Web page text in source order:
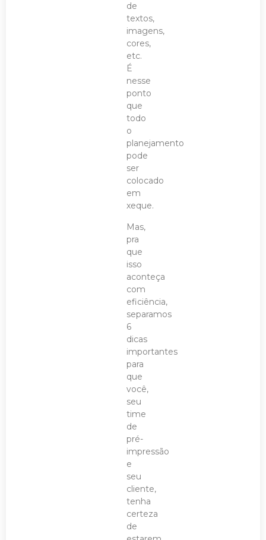
de
textos,
imagens,
cores,
etc.
É
nesse
ponto
que
todo
o
planejamento
pode
ser
colocado
em
xeque.
Mas,
pra
que
isso
aconteça
com
eficiência,
separamos
6
dicas
importantes
para
que
você,
seu
time
de
pré-
impressão
e
seu
cliente,
tenha
certeza
de